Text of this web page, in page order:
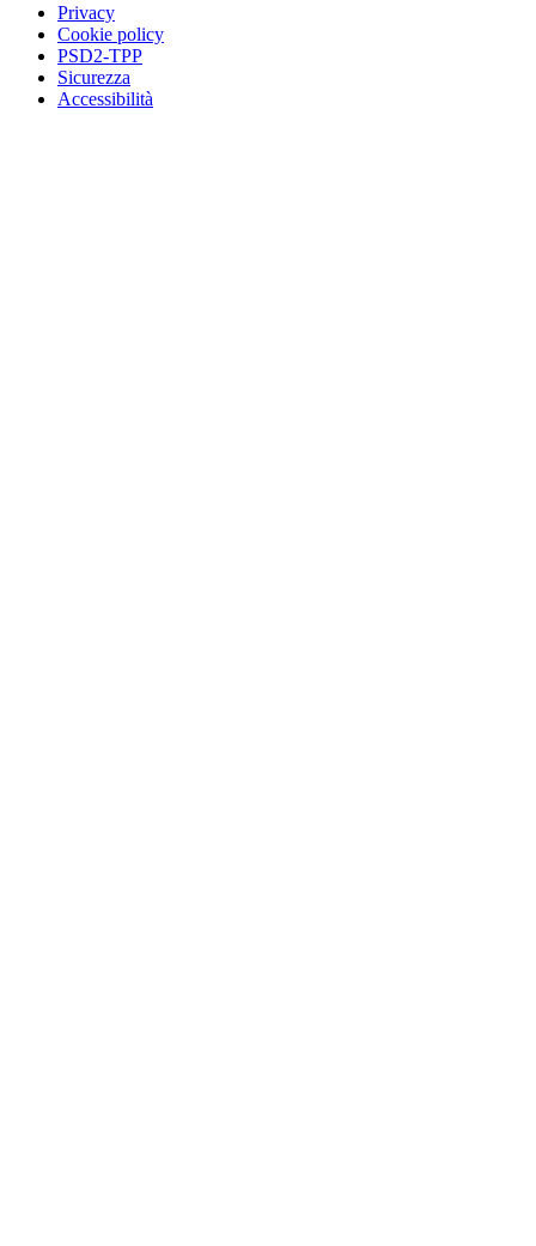
Privacy
Cookie policy
PSD2-TPP
Sicurezza
Accessibilità